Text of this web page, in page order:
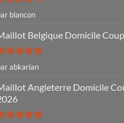
4
5
blancon
Belgique Domicile
5sur
abkarian
Angleterre Domicile